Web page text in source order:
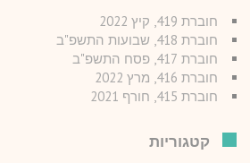
חוברת 419, קיץ 2022
חוברת 418, שבועות התשפ"ב
חוברת 417, פסח התשפ"ב
חוברת 416, מרץ 2022
חוברת 415, חורף 2021
קטגוריות